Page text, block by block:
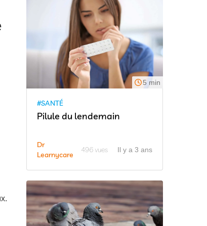
5 min
#SANTÉ
Pilule du lendemain
Dr
Learnycare
496 vues Il y a 3 ans